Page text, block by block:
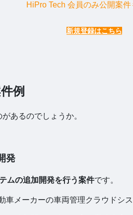
HiPro Tech 会員のみ公開案件
新規登録はこちら
例
あるのでしょうか。
発
ムの追加開発を行う案件です。
メーカーの車両管理クラウドシ